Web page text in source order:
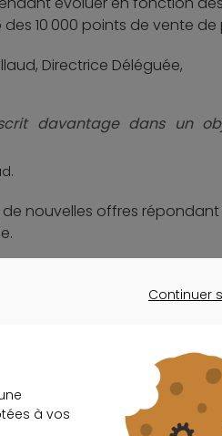
10 000 points de vente de
Directrice Déléguée,
davantage dans un
de nouvelles offres
du service figure
bureaux de tabac
500 autres dont
Continuer
à vos